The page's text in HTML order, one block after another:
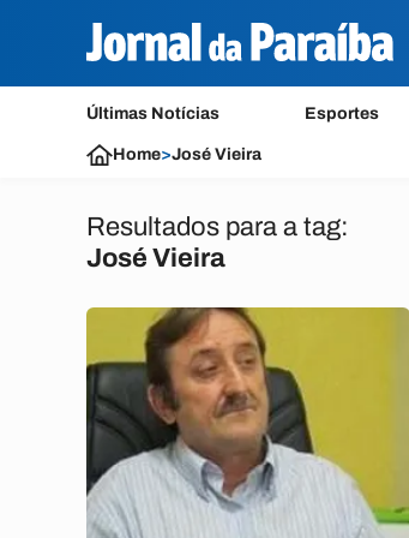
Últimas Notícias Esportes
Home>José Vieira
Resultados para a tag:
José Vieira